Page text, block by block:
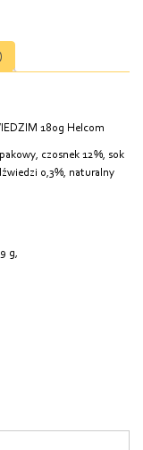
180g Helcom
czosnek 12%, sok
0,3%, naturalny
g,